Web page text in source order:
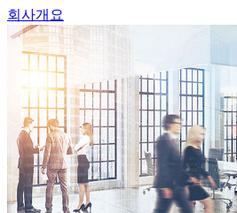
회사개요